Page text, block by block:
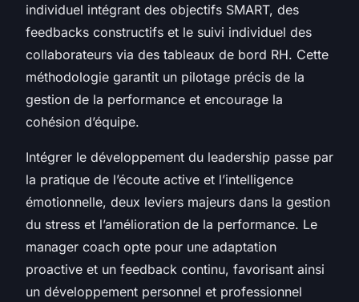
individuel intégrant des objectifs SMART, des
feedbacks constructifs et le suivi individuel des
collaborateurs via des tableaux de bord RH. Cette
méthodologie garantit un pilotage précis de la
gestion de la performance et encourage la
cohésion d’équipe.
Intégrer le développement du leadership passe par
la pratique de l’écoute active et l’intelligence
émotionnelle, deux leviers majeurs dans la gestion
du stress et l’amélioration de la performance. Le
manager coach opte pour une adaptation
proactive et un feedback continu, favorisant ainsi
un développement personnel et professionnel